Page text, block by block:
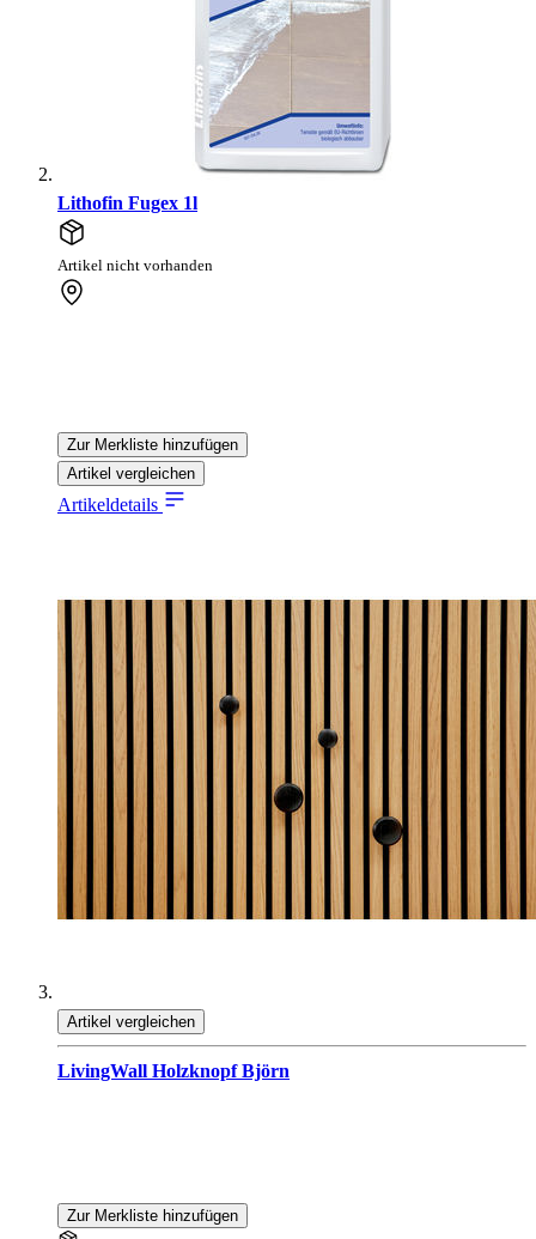
Lithofin Fugex 1l
Artikel nicht vorhanden
Zur Merkliste hinzufügen
Artikel vergleichen
Artikeldetails
Artikel vergleichen
LivingWall Holzknopf Björn
Zur Merkliste hinzufügen